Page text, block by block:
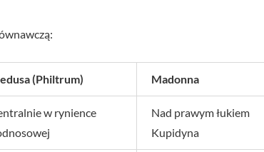
(Philtrum) Madonna
w rynience
Nad prawym łukiem
Kupidyna